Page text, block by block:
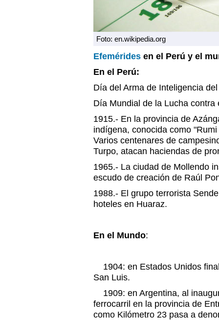
Foto: en.wikipedia.org
Efemérides en el Perú y el
En el Perú:
Día del Arma de Inteligencia
Día Mundial de la Lucha contra
1915.- En la provincia de
indígena, conocida como
Varios centenares de
Turpo, atacan haciendas de
1965.- La ciudad de Mollendo
escudo de creación de Raúl
1988.- El grupo terrorista
hoteles en Huaraz.
En el Mundo:
1904: en Estados Unidos
San Luis.
1909: en Argentina, al
ferrocarril en la provincia de
como Kilómetro 23 pasa a